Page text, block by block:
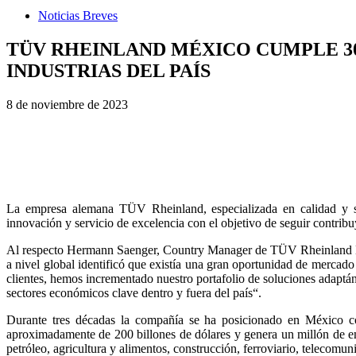
Noticias Breves
TÜV RHEINLAND MÉXICO CUMPLE
INDUSTRIAS DEL PAÍS
8 de noviembre de 2023
La empresa alemana TÜV Rheinland, especializada en calidad
innovación y servicio de excelencia con el objetivo de seguir
Al respecto Hermann Saenger, Country Manager de TÜV
a nivel global identificó que existía una gran oportunidad de
clientes, hemos incrementado nuestro portafolio de soluciones
sectores económicos clave dentro y fuera del país“.
Durante tres décadas la compañía se ha posicionado en
aproximadamente de 200 billones de dólares y genera un millón
petróleo, agricultura y alimentos, construcción, ferroviario,